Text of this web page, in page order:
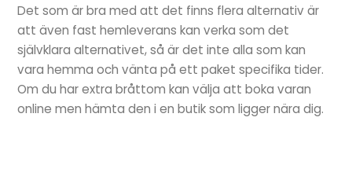
Det som är bra med att det finns flera alternativ är
att även fast hemleverans kan verka som det
självklara alternativet, så är det inte alla som kan
vara hemma och vänta på ett paket specifika tider.
Om du har extra bråttom kan välja att boka varan
online men hämta den i en butik som ligger nära dig.